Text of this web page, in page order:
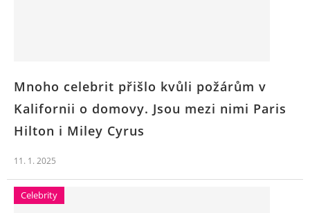
Mnoho celebrit přišlo kvůli požárům v
Kalifornii o domovy. Jsou mezi nimi Paris
Hilton i Miley Cyrus
11. 1. 2025
Celebrity